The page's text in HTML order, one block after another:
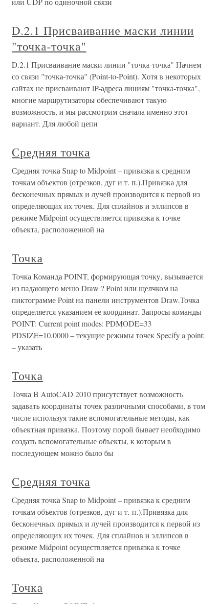
D.2.1 Присваивание маски линии
"точка-точка"
D.2.1 Присваивание маски линии "точка-точка" Начнем
со связи "точка-точка" (Point-to-Point). Хотя в некоторых
сайтах не присваивают IP-адреса линиям "точка-точка",
многие маршрутизаторы обеспечивают такую
возможность, и мы рассмотрим сначала именно этот
вариант. Для любой цепи
Средняя точка
Средняя точка Snap to Midpoint – привязка к средним
точкам объектов (отрезков, дуг и т. п.).Привязка для
бесконечных прямых и лучей производится к первой из
определяющих их точек. Для сплайнов и эллипсов в
режиме Midpoint осуществляется привязка к точке
объекта, расположенной на
Точка
Точка Команда POINT, формирующая точку, вызывается
из падающего меню Draw ? Point или щелчком на
пиктограмме Point на панели инструментов Draw.Точка
определяется указанием ее координат. Запросы команды
POINT: Current point modes: PDMODE=33
PDSIZE=10.0000 – текущие режимы точек Specify a point:
– указать
Точка
Точка В AutoCAD 2010 присутствует возможность
задавать координаты точек различными способами, в том
числе используя такие вспомогательные методы, как
объектная привязка. Поэтому порой бывает необходимо
создать вспомогательные объекты, к которым в
последующем можно было бы
Средняя точка
Средняя точка Snap to Midpoint – привязка к средним
точкам объектов (отрезков, дуг и т. п.).Привязка для
бесконечных прямых и лучей производится к первой из
определяющих их точек. Для сплайнов и эллипсов в
режиме Midpoint осуществляется привязка к точке
объекта, расположенной на
Точка